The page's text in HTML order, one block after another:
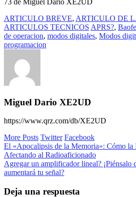
ARTICULO BREVE, ARTICULO DE
ARTICULOS TECNICOS APRS?,
de operacion, modos digitales, Modos
programacion
Miguel Dario XE2UD
https://www.qrz.com/db/XE2UD
More Posts Twitter Facebook
Navegación
de
entradas
El «Apocalipsis de la Memoria»: Cómo la
Afectando al Radioaficionado
Agregar un amplificador lineal? ¡Piénsalo
aumentará tu señal?
Deja una respuesta